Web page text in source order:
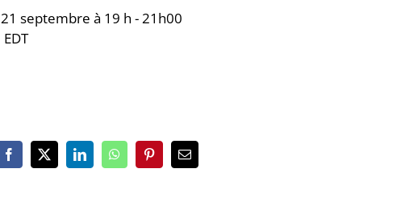
21 septembre à 19 h -21h00
EDT
Facebook
X LinkedInWhatsAppPinterestCourriel